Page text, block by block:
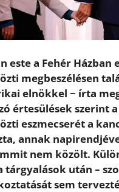
este a Fehér Házban
megbeszélésen
elnökkel − írta
értesülések szerint
eszmecserét a
annak
nem közölt.
tárgyalások után –
sem